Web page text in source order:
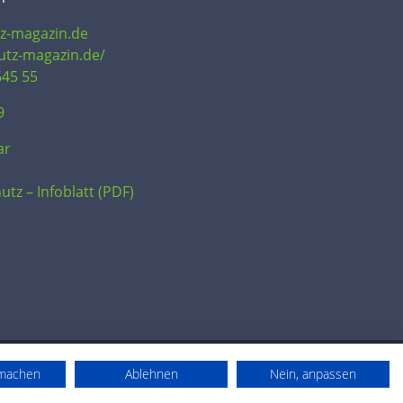
magazin.de
magazin.de/
55
– Infoblatt (PDF)
Ablehnen Nein, anpassen